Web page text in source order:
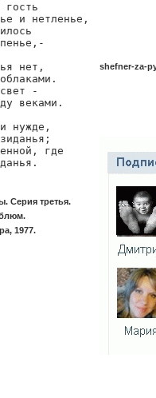
гость
и нетленье,
нет,
-
веками.
нужде,
где
Серия третья.
1977.
shefner-za-